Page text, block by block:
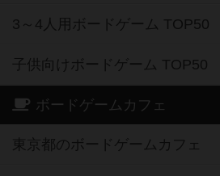
3～4人用ボードゲーム TOP50
子供向けボードゲーム TOP50
ボードゲームカフェ
東京都のボードゲームカフェ